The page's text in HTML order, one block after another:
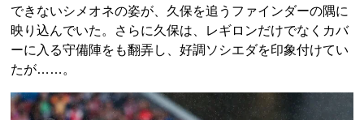
できないシメオネの姿が、久保を追うファインダーの隅に
映り込んでいた。さらに久保は、レギロンだけでなくカバ
ーに入る守備陣をも翻弄し、好調ソシエダを印象付けてい
たが……。